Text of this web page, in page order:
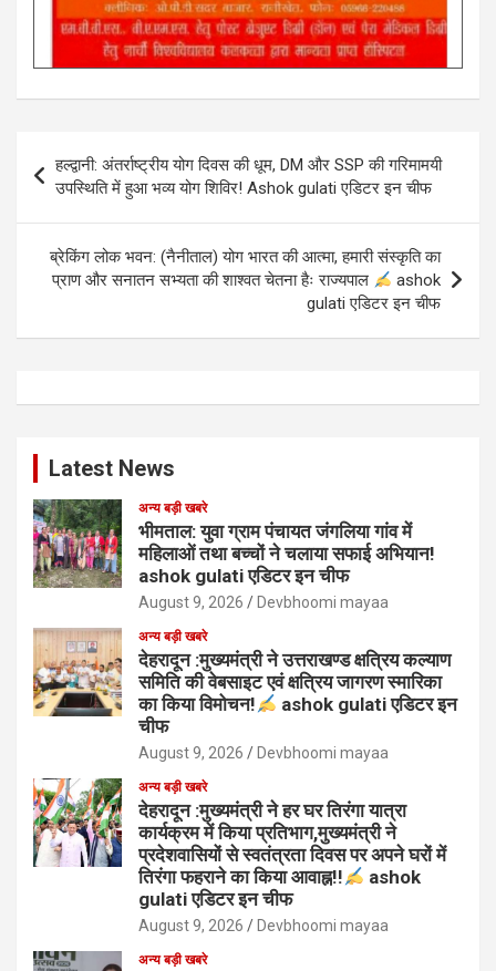
navigation
हल्द्वानी: अंतर्राष्ट्रीय योग दिवस की धूम, DM और SSP की गरिमामयी
उपस्थिति में हुआ भव्य योग शिविर! Ashok gulati एडिटर इन चीफ
ब्रेकिंग लोक भवन: (नैनीताल) योग भारत की आत्मा, हमारी संस्कृति का
प्राण और सनातन सभ्यता की शाश्वत चेतना हैः राज्यपाल
ashok
gulati एडिटर इन चीफ
Latest News
अन्य बड़ी खबरे
भीमताल: युवा ग्राम पंचायत जंगलिया गांव में
महिलाओं तथा बच्चों ने चलाया सफाई अभियान!
ashok gulati एडिटर इन चीफ
August 9, 2026 Devbhoomi mayaa
अन्य बड़ी खबरे
देहरादून :मुख्यमंत्री ने उत्तराखण्ड क्षत्रिय कल्याण
समिति की वेबसाइट एवं क्षत्रिय जागरण स्मारिका
का किया विमोचन!
ashok gulati एडिटर इन
चीफ
August 9, 2026 Devbhoomi mayaa
अन्य बड़ी खबरे
देहरादून :मुख्यमंत्री ने हर घर तिरंगा यात्रा
कार्यक्रम में किया प्रतिभाग,मुख्यमंत्री ने
प्रदेशवासियों से स्वतंत्रता दिवस पर अपने घरों में
तिरंगा फहराने का किया आवाह्न!!
ashok
gulati एडिटर इन चीफ
August 9, 2026 Devbhoomi mayaa
अन्य बड़ी खबरे